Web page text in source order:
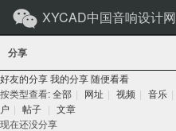
XYCAD中国音响设计网
分享
好友的分享我的分享随便看看
按类型查看:全部 | 网址 | 视频 | 音乐 |
户 | 帖子 | 文章
现在还没分享